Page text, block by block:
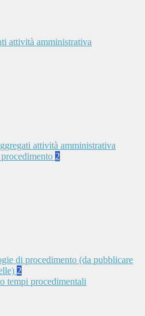
attività amministrativa
attività amministrativa
2
di procedimento (da pubblicare
2
tempi procedimentali